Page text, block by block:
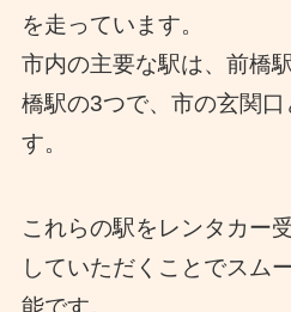
を走っています。
市内の主要な駅は、前橋
橋駅の3つで、市の玄関口
す。
これらの駅をレンタカー
していただくことでスム
能です。